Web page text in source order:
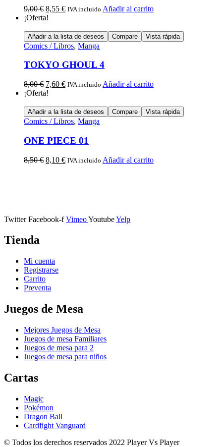
9,00€ 8,55 € IVA incluido Añadir al carrito
¡Oferta!
Añadir a la lista de deseos Compare Vista rápida
Comics / Libros, Manga
TOKYO GHOUL 4
8,00€ 7,60 € IVA incluido Añadir al carrito
¡Oferta!
Añadir a la lista de deseos Compare Vista rápida
Comics / Libros, Manga
ONE PIECE 01
8,50€ 8,10 € IVA incluido Añadir al carrito
Twitter Facebook-f VimeoYoutubeYelp
Tienda
Mi cuenta
Registrarse
Carrito
Preventa
Juegos de Mesa
Mejores Juegos de Mesa
Juegos de mesa Familiares
Juegos de mesa para 2
Juegos de mesa para niños
Cartas
Magic
Pokémon
Dragon Ball
Cardfight Vanguard
© Todos los derechos reservados 2022 Player Vs Player